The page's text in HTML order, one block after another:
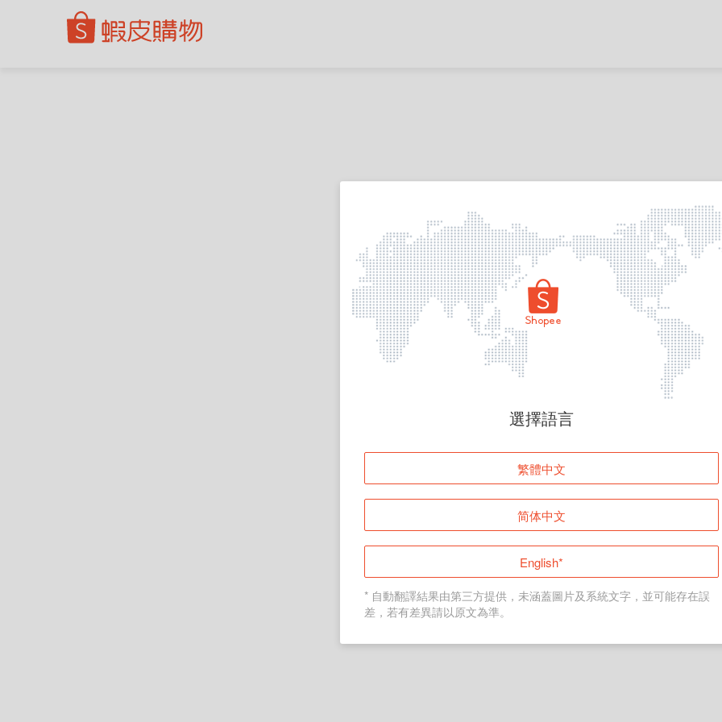
頁面無法顯示
登入
返回首頁
選擇語言
繁體中文
简体中文
English*
* 自動翻譯結果由第三方提供，未涵蓋圖片及系統文字，並可能存在誤
差，若有差異請以原文為準。